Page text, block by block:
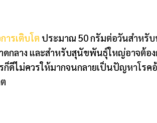
ารเติบโต ประมาณ 50 กรัมต่อวันสำหรั
ลาง และสำหรับสุนัขพันธุ์ใหญ่อาจต้องก
ดีไม่ควรให้มากจนกลายเป็นปัญหาโรค